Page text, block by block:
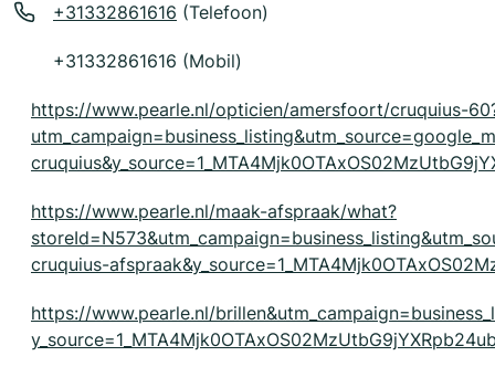
+31332861616 (Telefoon)
+31332861616 (Mobil)
https://www.pearle.nl/opticien/amersfoort/cruquius-
https://www.pearle.nl/maak-afspraak/what?
cruquius-
https://www.pearle.nl/